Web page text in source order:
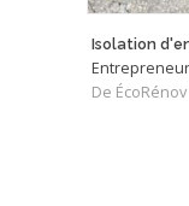
Isolation
De ÉcoRénov